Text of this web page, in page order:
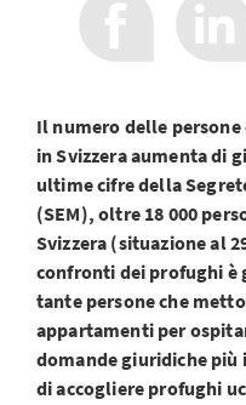
Il numero delle persone
in Svizzera aumenta di
ultime cifre della
(SEM), oltre 18 000
Svizzera (situazione al
confronti dei profughi è
tante persone che
appartamenti per
domande giuridiche
di accogliere profughi